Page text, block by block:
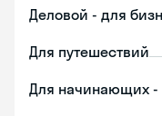
Деловой - для
Для путешествий
Для начинающих